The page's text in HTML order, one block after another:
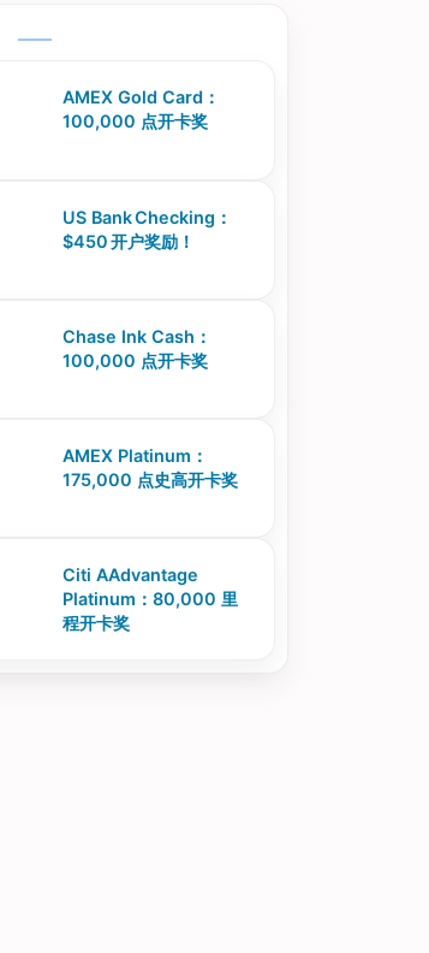
AMEX Gold Card：
100,000 点开卡奖
US Bank Checking：
$450 开户奖励！
Chase Ink Cash：
100,000 点开卡奖
AMEX Platinum：
175,000 点史高开卡奖
Citi AAdvantage
Platinum：80,000 里
程开卡奖